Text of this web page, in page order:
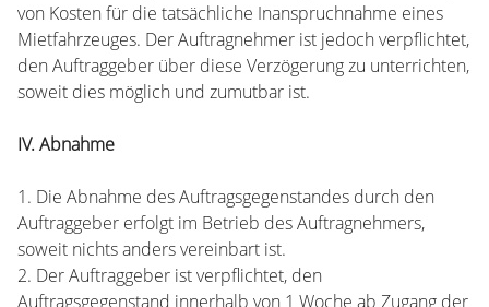
von Kosten für die tatsächliche Inanspruchnahme eines
Mietfahrzeuges. Der Auftragnehmer ist jedoch verpflichtet,
den Auftraggeber über diese Verzögerung zu unterrichten,
soweit dies möglich und zumutbar ist.
IV. Abnahme
1. Die Abnahme des Auftragsgegenstandes durch den
Auftraggeber erfolgt im Betrieb des Auftragnehmers,
soweit nichts anders vereinbart ist.
2. Der Auftraggeber ist verpflichtet, den
Auftragsgegenstand innerhalb von 1 Woche ab Zugang der